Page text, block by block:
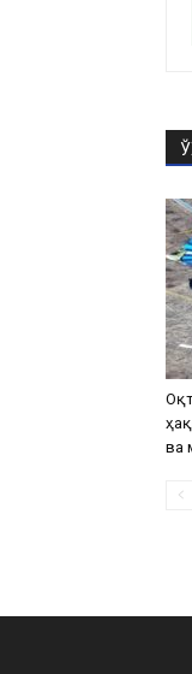
ва